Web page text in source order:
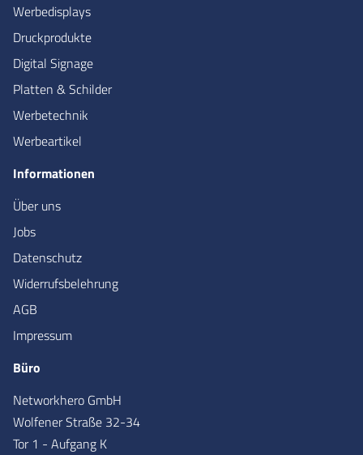
Werbedisplays
Druckprodukte
Digital Signage
Platten & Schilder
Werbetechnik
Werbeartikel
Informationen
Über uns
Jobs
Datenschutz
Widerrufsbelehrung
AGB
Impressum
Büro
Networkhero GmbH
Wolfener Straße 32-34
Tor 1 - Aufgang K